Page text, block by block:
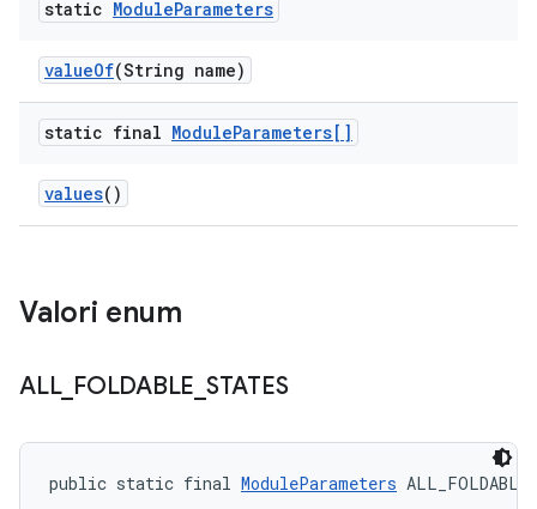
static ModuleParameters
valueOf(String name)
static final ModuleParameters[]
values()
Valori enum
ALL_ FOLDABLE STATES
public static final ModuleParameters